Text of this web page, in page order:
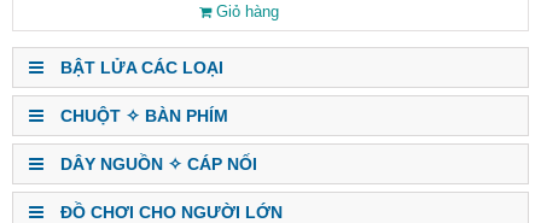
Giỏ hàng
BẬT LỬA CÁC LOẠI
CHUỘT ✧ BÀN PHÍM
DÂY NGUỒN ✧ CÁP NỐI
ĐỒ CHƠI CHO NGƯỜI LỚN